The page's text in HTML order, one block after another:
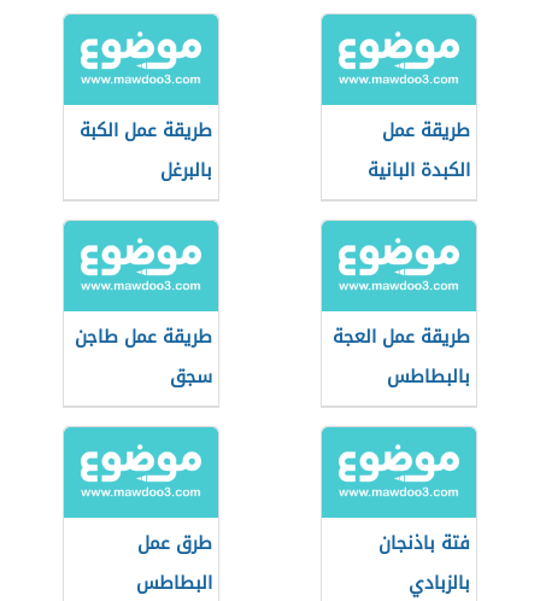
طريقة عمل
الكبدة البانية
طريقة عمل الكبة
بالبرغل
طريقة عمل العجة
بالبطاطس
طريقة عمل طاجن
سجق
فتة باذنجان
بالزبادي
طرق عمل
البطاطس